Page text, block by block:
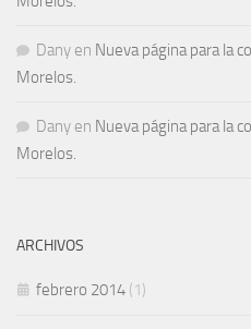
Dany en Nueva página para la
Morelos.
Dany en Nueva página para la
Morelos.
ARCHIVOS
febrero 2014 (1)